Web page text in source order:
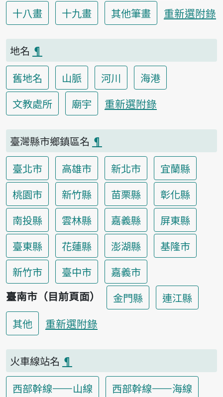
十八畫
十九畫 其他筆畫 重新選附錄
地名 ¶
舊地名
山脈 河川
海港
文教處所
廟宇 重新選附錄
臺灣縣市鄉鎮區名 ¶
臺北市
高雄市 新北市
宜蘭縣
桃園市
新竹縣 苗栗縣
彰化縣
南投縣
雲林縣 嘉義縣
屏東縣
臺東縣
花蓮縣 澎湖縣
基隆市
新竹市
臺中市
嘉義市
臺南市（目前頁面）
金門縣
連江縣
其他
重新選附錄
火車線站名 ¶
西部幹線——山線
西部幹線——海線